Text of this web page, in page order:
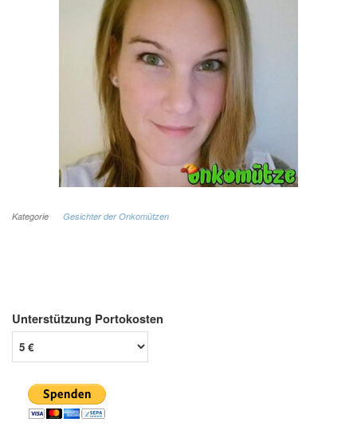
Kategorie Gesichter der Onkomützen
Unterstützung Portokosten